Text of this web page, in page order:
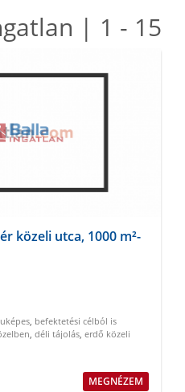
| 1 - 15
közeli utca, 1000 m²-
, befektetési célból is
, déli tájolás, erdő közeli
MEGNÉZEM